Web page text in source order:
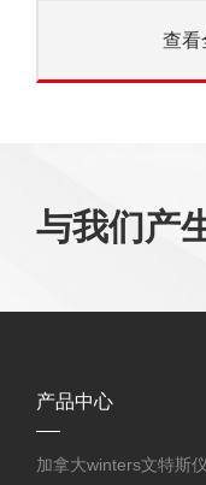
查看
与我们产
产品中心
加拿大winters文特斯